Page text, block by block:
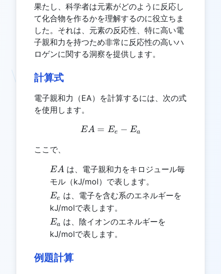
果たし、科学者は元素がどのように反応し
て化合物を作るかを理解するのに役立ちま
した。それは、元素の反応性、特に高い電
子親和力を持つため非常に反応性の高いハ
ロゲンに関する洞察を提供します。
計算式
電子親和力（EA）を計算するには、次の式
を使用します。
EA = E_e - E_a
EA = Ee − Ea
ここで、
EA
EA は、電子親和力をキロジュール毎
モル（kJ/mol）で表します。
E_e
Ee
は、電子を含む系のエネルギーを
kJ/molで表します。
E_a
Ea は、陰イオンのエネルギーを
kJ/molで表します。
例題計算